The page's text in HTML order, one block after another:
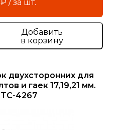
Розница: 1 430 ₽ / за шт.
Добавить
в корзину
двухсторонних для
и гаек 17,19,21 мм.
4267